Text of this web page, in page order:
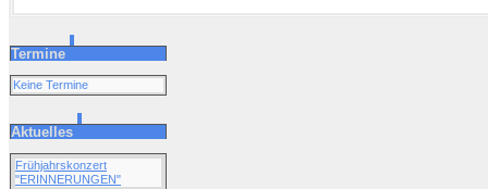
Termine
Keine Termine
Aktuelles
Frühjahrskonzert
"ERINNERUNGEN"